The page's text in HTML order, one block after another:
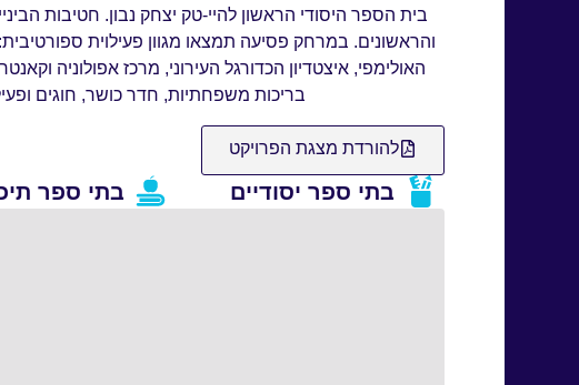
בית הספר היסודי הראשון להיי-טק יצחק נבון. חטיבות
והראשונים. במרחק פסיעה תמצאו מגוון פעילוית
האולימפי, איצטדיון הכדורגל העירוני, מרכז אפולוניה
בריכות משפחתיות, חדר כושר, חוגים
להורדת מצגת הפרויקט
בתי ספר יסודיים בתי ספר